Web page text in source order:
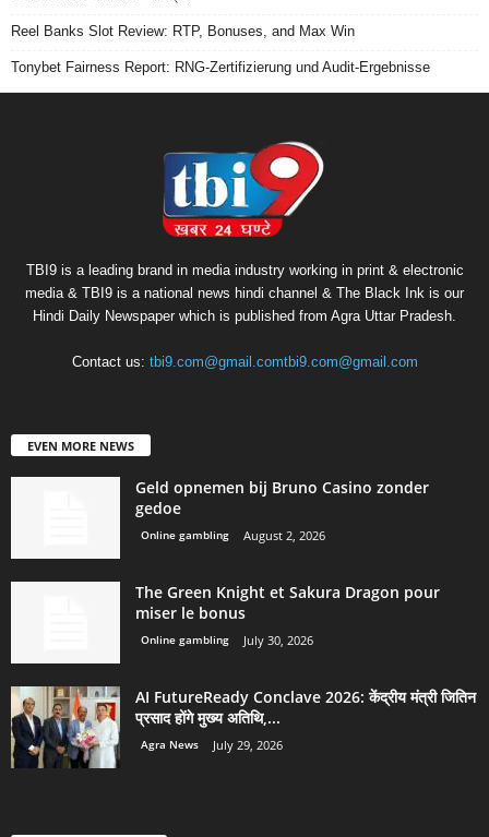
Reel Banks Slot Review: RTP, Bonuses, and Max Win
Tonybet Fairness Report: RNG-Zertifizierung und Audit-Ergebnisse
TBI9 is a leading brand in media industry working in print & electronic
media & TBI9 is a national news hindi channel & The Black Ink is our
Hindi Daily Newspaper which is published from Agra Uttar Pradesh.
Contact us: tbi9.com@gmail.comtbi9.com@gmail.com
EVEN MORE NEWS
Geld opnemen bij Bruno Casino zonder
gedoe
Online gambling August 2, 2026
The Green Knight et Sakura Dragon pour
miser le bonus
Online gambling July 30, 2026
AI FutureReady Conclave 2026: केंद्रीय मंत्री जितिन
प्रसाद होंगे मुख्य अतिथि,...
Agra News July 29, 2026